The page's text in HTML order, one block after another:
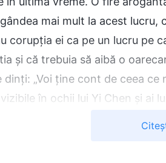
mai mult la acest
corupția ei ca pe un lucru pe
și că trebuia să aibă o
„Voi ține cont de ceea ce
în ochii lui Yi Chen și ai